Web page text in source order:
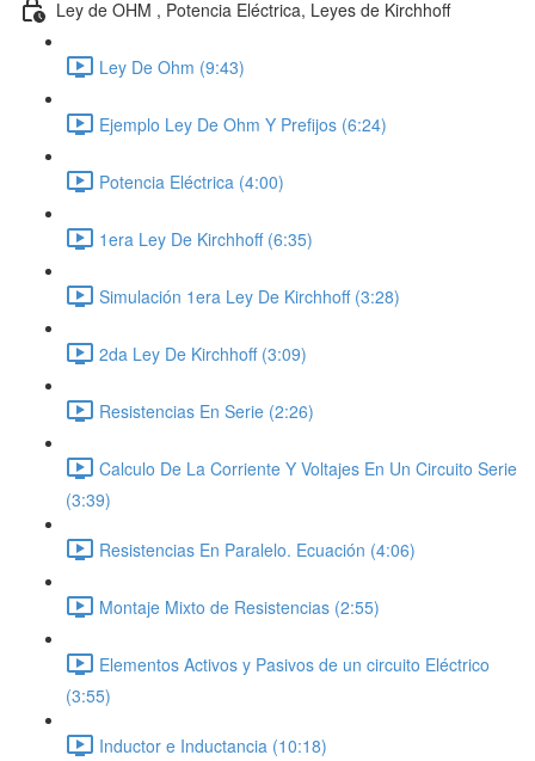
Ley de OHM , Potencia Eléctrica, Leyes de Kirchhoff
Ley De Ohm (9:43)
Ejemplo Ley De Ohm Y Prefijos (6:24)
Potencia Eléctrica (4:00)
1era Ley De Kirchhoff (6:35)
Simulación 1era Ley De Kirchhoff (3:28)
2da Ley De Kirchhoff (3:09)
Resistencias En Serie (2:26)
Calculo De La Corriente Y Voltajes En Un Circuito Serie
(3:39)
Resistencias En Paralelo. Ecuación (4:06)
Montaje Mixto de Resistencias (2:55)
Elementos Activos y Pasivos de un circuito Eléctrico
(3:55)
Inductor e Inductancia (10:18)